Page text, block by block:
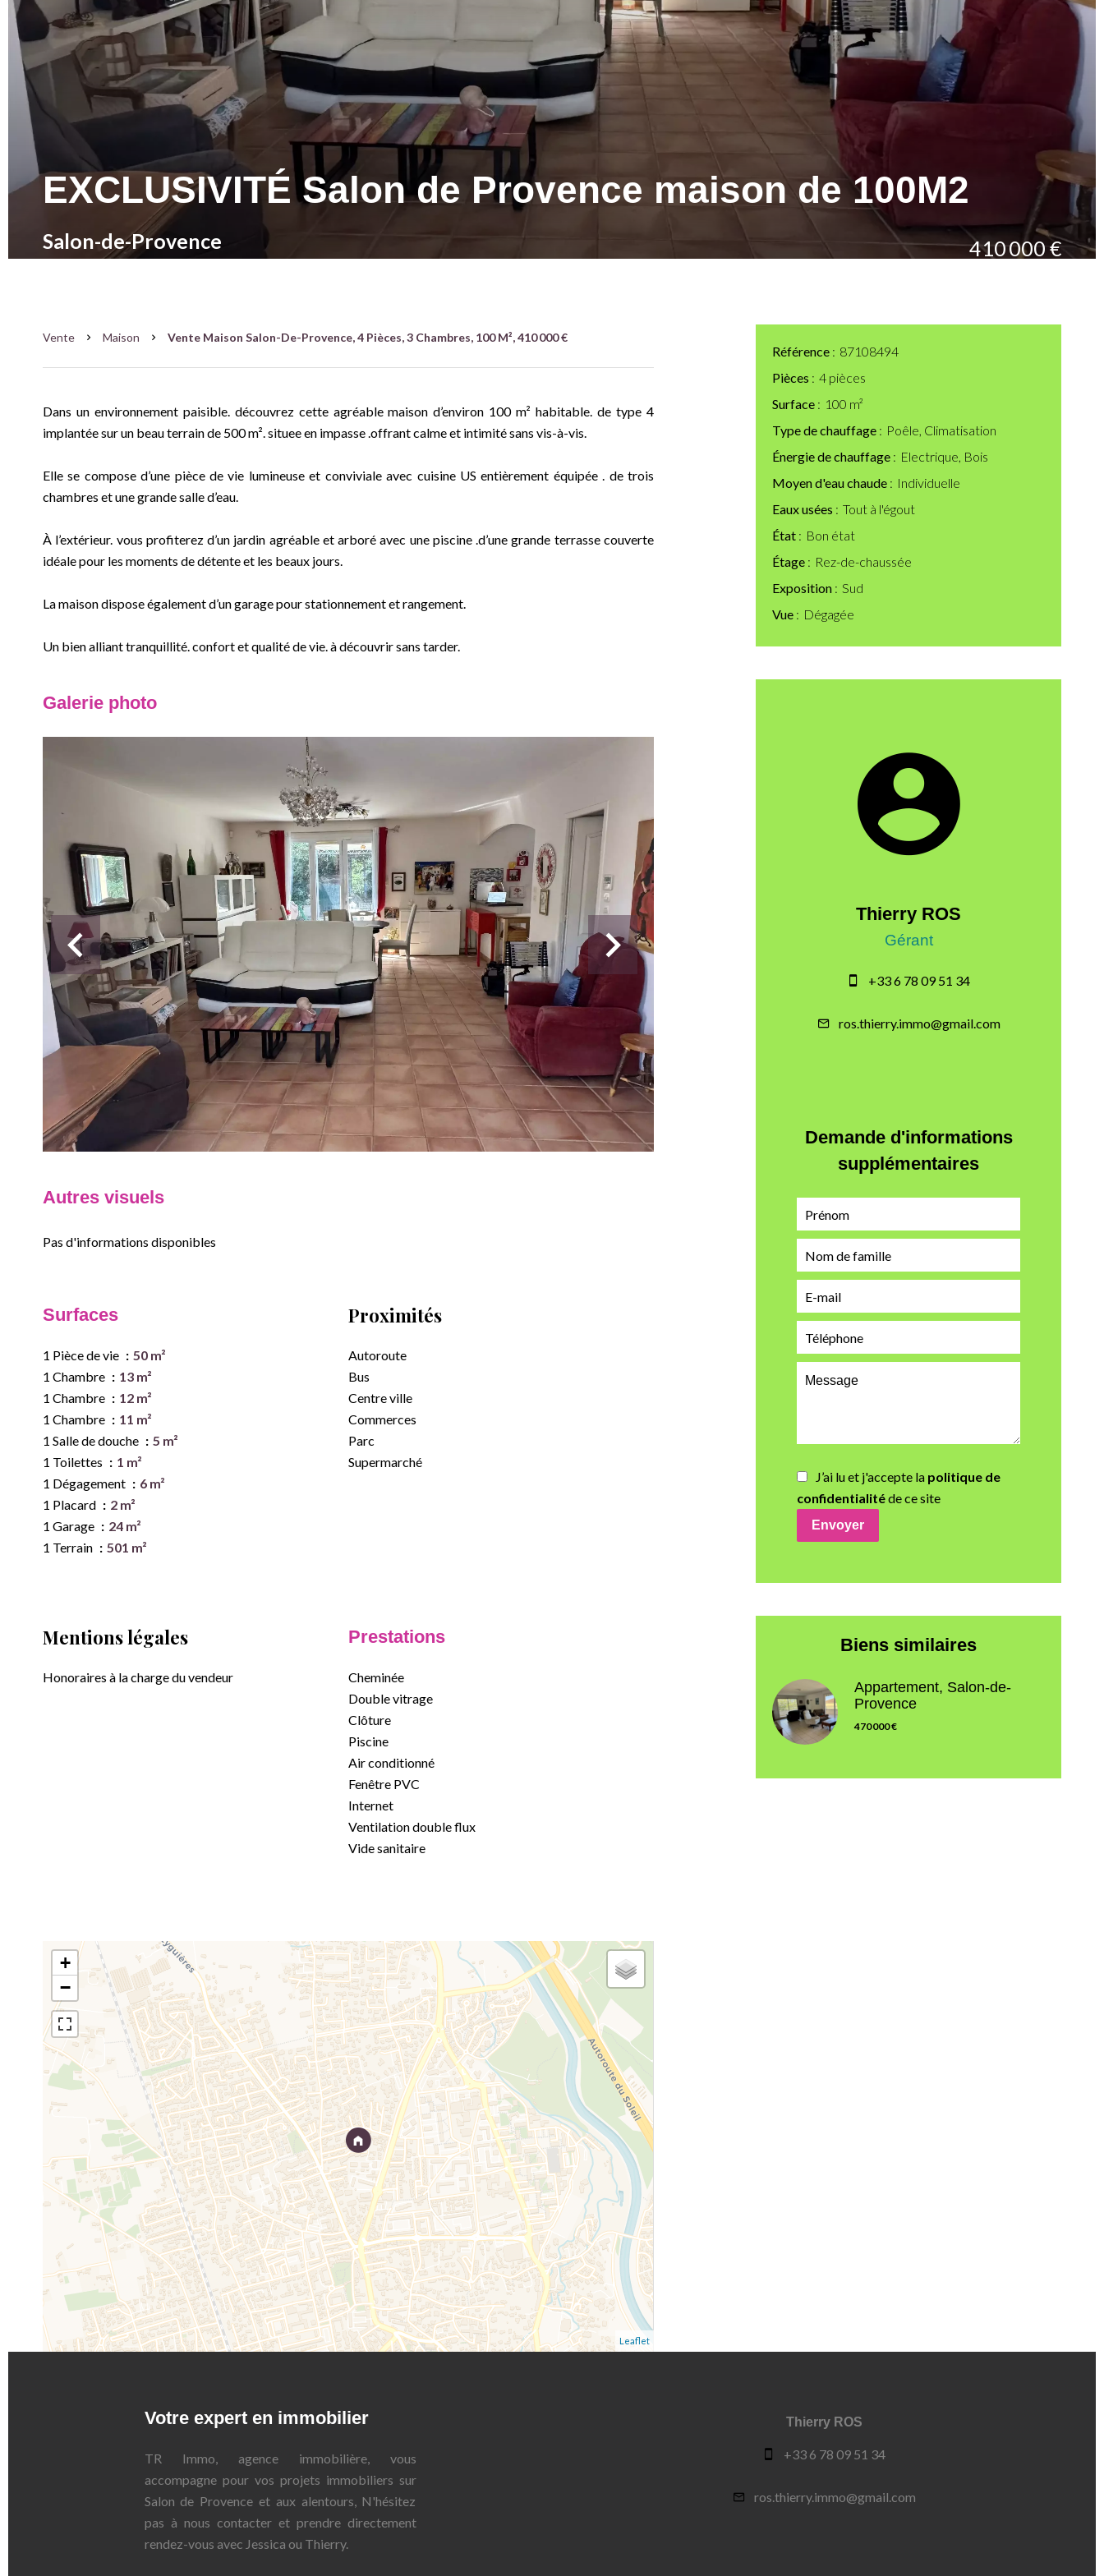
EXCLUSIVITÉ Salon de Provence maison de 100M2
Salon-de-Provence 410 000 €
Vente Maison Vente Maison Salon-De-Provence, 4 Pièces, 3 Chambres, 100 M², 410 000 €
Dans un environnement paisible. découvrez cette agréable maison d’environ 100 m² habitable. de type 4
implantée sur un beau terrain de 500 m². situee en impasse .offrant calme et intimité sans vis-à-vis.
Elle se compose d’une pièce de vie lumineuse et conviviale avec cuisine US entièrement équipée . de trois
chambres et une grande salle d’eau.
À l’extérieur. vous profiterez d’un jardin agréable et arboré avec une piscine .d’une grande terrasse couverte
idéale pour les moments de détente et les beaux jours.
La maison dispose également d’un garage pour stationnement et rangement.
Un bien alliant tranquillité. confort et qualité de vie. à découvrir sans tarder.
Galerie photo
Autres visuels
Pas d'informations disponibles
Surfaces
1 Pièce de vie
50 m²
1 Chambre
13 m²
1 Chambre
12 m²
1 Chambre
11 m²
1 Salle de douche
5 m²
1 Toilettes
1 m²
1 Dégagement
6 m²
1 Placard
2 m²
1 Garage
24 m²
1 Terrain
501 m²
Proximités
Autoroute
Bus
Centre ville
Commerces
Parc
Supermarché
Mentions légales
Honoraires à la charge du vendeur
Prestations
Cheminée
Double vitrage
Clôture
Piscine
Air conditionné
Fenêtre PVC
Internet
Ventilation double flux
Vide sanitaire
+
−
Leaflet
Référence
87108494
Pièces
4 pièces
Surface
100 m²
Type de chauffage
Poêle, Climatisation
Énergie de chauffage
Electrique, Bois
Moyen d'eau chaude
Individuelle
Eaux usées
Tout à l'égout
État
Bon état
Étage
Rez-de-chaussée
Exposition
Sud
Vue
Dégagée
Thierry ROS
Gérant
+33 6 78 09 51 34
ros.thierry.immo@gmail.com
Demande d'informations
supplémentaires
J’ai lu et j'accepte la politique de
confidentialitéde ce site
Envoyer
Biens similaires
Appartement, Salon-de-
Provence
470 000 €
Votre expert en immobilier
TR Immo, agence immobilière, vous
accompagne pour vos projets immobiliers sur
Salon de Provence et aux alentours, N'hésitez
pas à nous contacter et prendre directement
rendez-vous avec Jessica ou Thierry.
Thierry ROS
+33 6 78 09 51 34
ros.thierry.immo@gmail.com